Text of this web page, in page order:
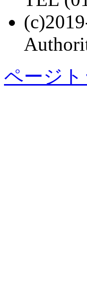
ページ